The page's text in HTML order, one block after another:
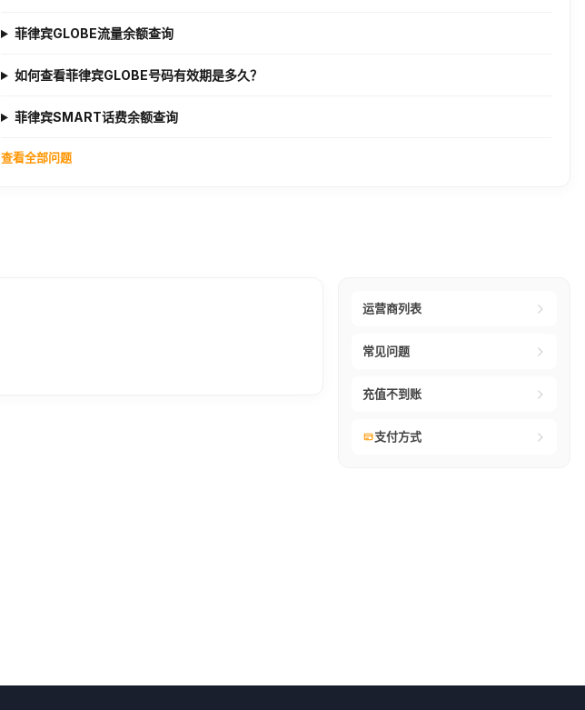
菲律宾GLOBE流量余额查询
如何查看菲律宾GLOBE号码有效期是多久？
菲律宾SMART话费余额查询
查看全部问题
运营商列表
常见问题
充值不到账
支付方式